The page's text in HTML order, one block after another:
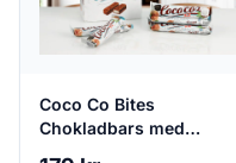
Coco Co Bites
Chokladbars med